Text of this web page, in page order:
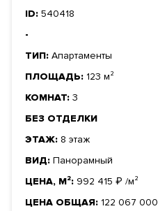
ID: 540418
-
ТИП: Апартаменты
ПЛОЩАДЬ: 123 м²
КОМНАТ: 3
БЕЗ ОТДЕЛКИ
ЭТАЖ: 8 этаж
ВИД: Панорамный
ЦЕНА, М²: 992 415 ₽ /м²
ЦЕНА ОБЩАЯ: 122 067 000